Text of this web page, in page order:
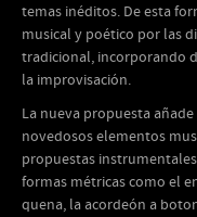
temas inéditos. De esta
musical y poético por las
tradicional, incorporando
la improvisación.
La nueva propuesta
novedosos elementos
propuestas
formas métricas como el
quena, la acordeón a